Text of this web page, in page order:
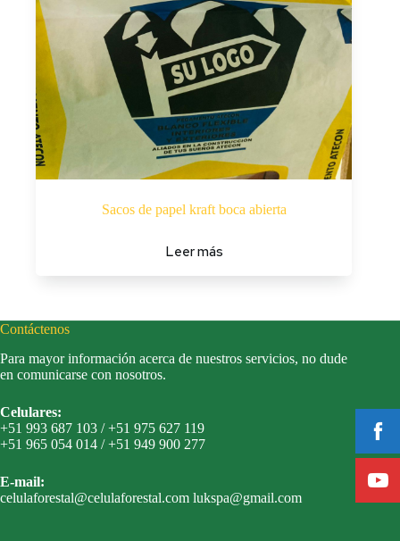
Sacos de papel kraft boca abierta
Leer más
Contáctenos
Para mayor información acerca de nuestros servicios, no dude
en comunicarse con nosotros.
Celulares:
+51 993 687 103 / +51 975 627 119
+51 965 054 014 / +51 949 900 277
E-mail:
celulaforestal@celulaforestal.com lukspa@gmail.com